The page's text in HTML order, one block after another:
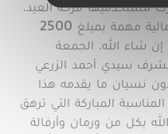
مستخدميها فرحة العيد،
عيد الأضحى المبارك، عبر أظرفة مالية مهمة بمبلغ 2500
وغدًا إن شاء الله، الجمعة
سيدي أحمد الزرعي
نسيان ما يقدمه هذا
المباركة التي ترهق
بكل من ورمان وأرفالة